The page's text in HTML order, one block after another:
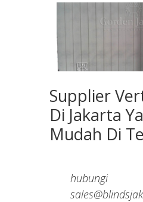
Supplier
Di Jakarta
Mudah Di
hubungi